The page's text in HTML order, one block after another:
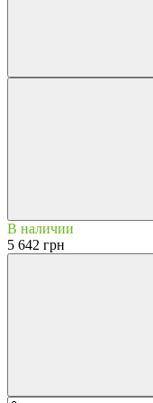
В наличии
5 642 грн